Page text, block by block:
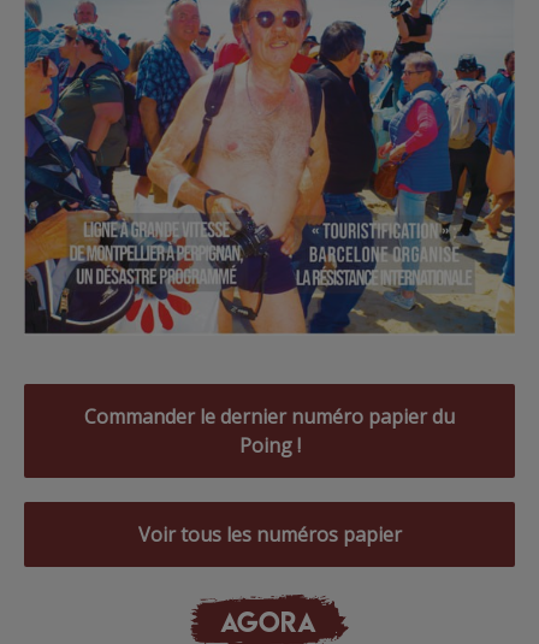
Commander le dernier numéro papier du
Poing !
Voir tous les numéros papier
AGORA